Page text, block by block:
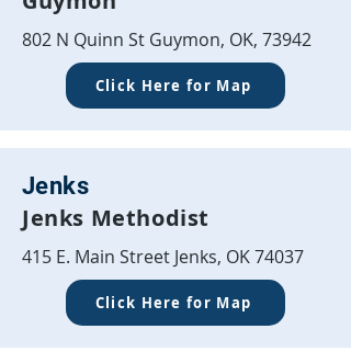
802 N Quinn St Guymon, OK, 73942
Click Here for Map
Jenks
Jenks Methodist
415 E. Main Street Jenks, OK 74037
Click Here for Map